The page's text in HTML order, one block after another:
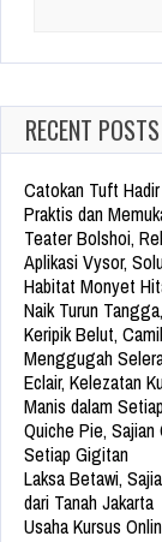
RECENT POSTS
Catokan Tuft
Praktis dan
Teater Bolshoi,
Aplikasi Vysor,
Habitat Monyet
Naik Turun
Keripik Belut,
Menggugah
Eclair, Kelezatan
Manis dalam
Quiche Pie,
Setiap Gigitan
Laksa Betawi,
dari Tanah Jakarta
Usaha Kursus